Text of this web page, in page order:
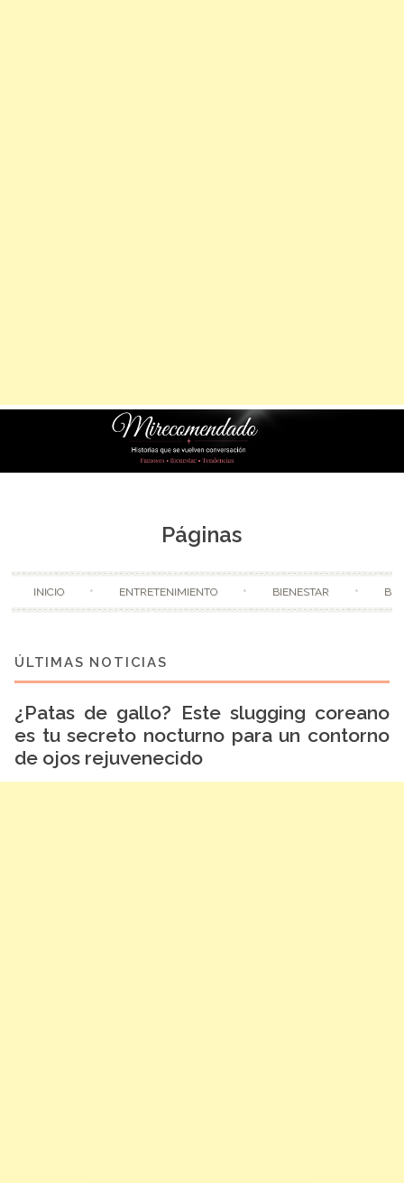
Páginas
INICIO ENTRETENIMIENTO BIENESTAR
¿Patas de gallo? Este slugging coreano
es tu secreto nocturno para un contorno
de ojos rejuvenecido